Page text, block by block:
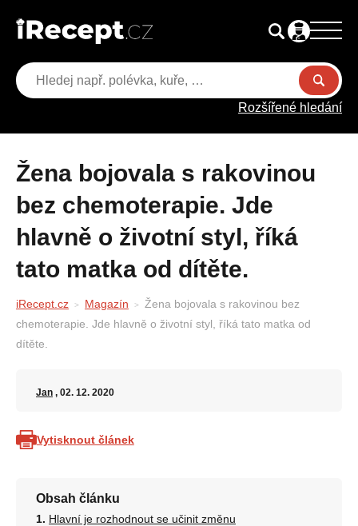
Rozšířené hledání
Žena bojovala s rakovinou
bez chemoterapie. Jde
hlavně o životní styl, říká
tato matka od dítěte.
iRecept.cz Magazín
Žena bojovala s rakovinou bez
chemoterapie. Jde hlavně o životní styl, říká tato matka od
dítěte.
Jan , 02. 12. 2020
Vytisknout článek
Obsah článku
Hlavní je rozhodnout se učinit změnu